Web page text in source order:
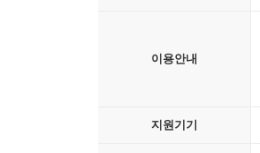
이용안내
지원기기